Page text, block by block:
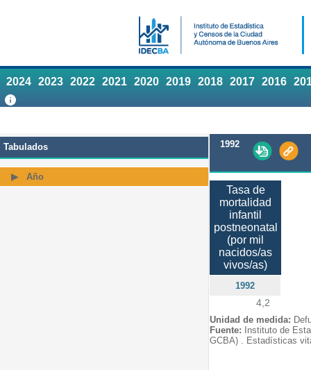
2024 2023 2022 2021 2020 2019 2018 2017 2016
Tabulados
Año
1992
Tasa de
mortalidad
infantil
postneonatal
(por mil
nacidos/as
vivos/as)
1992
4,2
Unidad de medida:
Fuente: Instituto de
GCBA) . Estadísticas